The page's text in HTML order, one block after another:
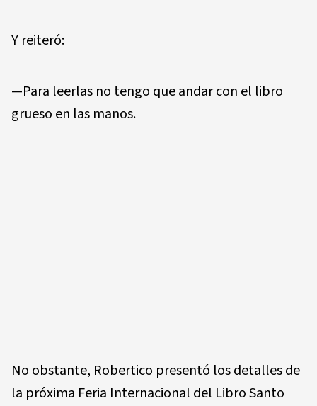
Y reiteró:
—Para leerlas no tengo que andar con el libro
grueso en las manos.
No obstante, Robertico presentó los detalles de
la próxima Feria Internacional del Libro Santo